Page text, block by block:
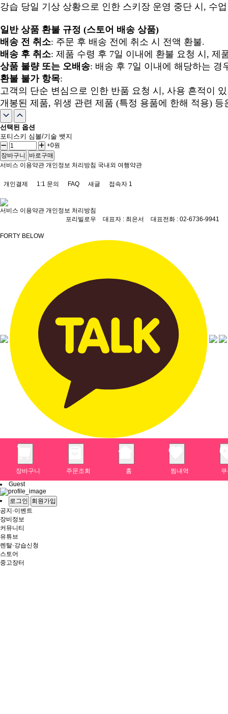
강습 당일 기상 상황으로 인한 스키장 운영 중단 시, 수
일반 상품 환불 규정 (스토어 배송 상품)
배송 전 취소: 주문 후 배송 전에 취소 시 전액 환불.
배송 후 취소: 제품 수령 후 7일 이내에 환불 요청 시, 제
상품 불량 또는 오배송: 배송 후 7일 이내에 해당하는 경
환불 불가 항목:
고객의 단순 변심으로 인한 반품 요청 시, 사용 흔적이
개봉된 제품, 위생 관련 제품 (특정 용품에 한해 적용)
선택된 옵션
포티스키 심볼/기술 뱃지
+0원
장바구니
바로구매
서비스 이용약관 개인정보 처리방침 국내외 여행약관
개인결제 1:1 문의 FAQ 새글 접속자 1
서비스 이용약관 개인정보 처리방침
포리빌로우
대표자 : 최은서 대표전화 : 02-6736-9941
FORTY BELOW
장바구니 주문조회 홈 찜내역
Guest
로그인
회원가입
공지·이벤트
장비정보
커뮤니티
유튜브
렌탈·강습신청
스토어
중고장터